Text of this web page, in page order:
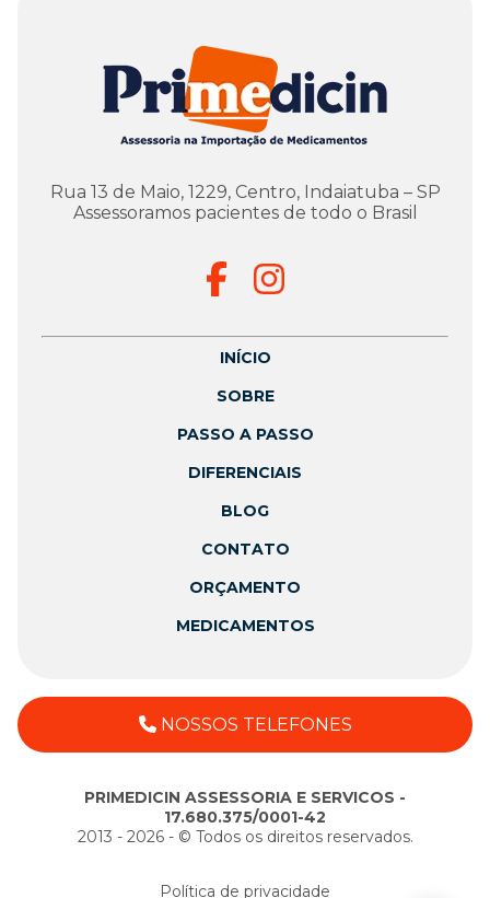
Rua 13 de Maio, 1229, Centro, Indaiatuba – SP
Assessoramos pacientes de todo o Brasil
INÍCIO
SOBRE
PASSO A PASSO
DIFERENCIAIS
BLOG
CONTATO
ORÇAMENTO
MEDICAMENTOS
NOSSOS TELEFONES
PRIMEDICIN ASSESSORIA E SERVICOS -
17.680.375/0001-42
2013 - 2026 - ©️ Todos os direitos reservados.
Política de privacidade